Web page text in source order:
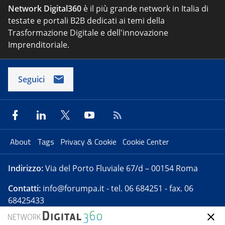
Network Digital360 è il più grande network in Italia di
testate e portali B2B dedicati ai temi della
Trasformazione Digitale e dell'innovazione
Imprenditoriale.
Seguici
About Tags Privacy & Cookie Cookie Center
Indirizzo:Via del Porto Fluviale 67/d – 00154 Roma
Contatti: info@forumpa.it- tel. 06 684251 - fax. 06
68425433